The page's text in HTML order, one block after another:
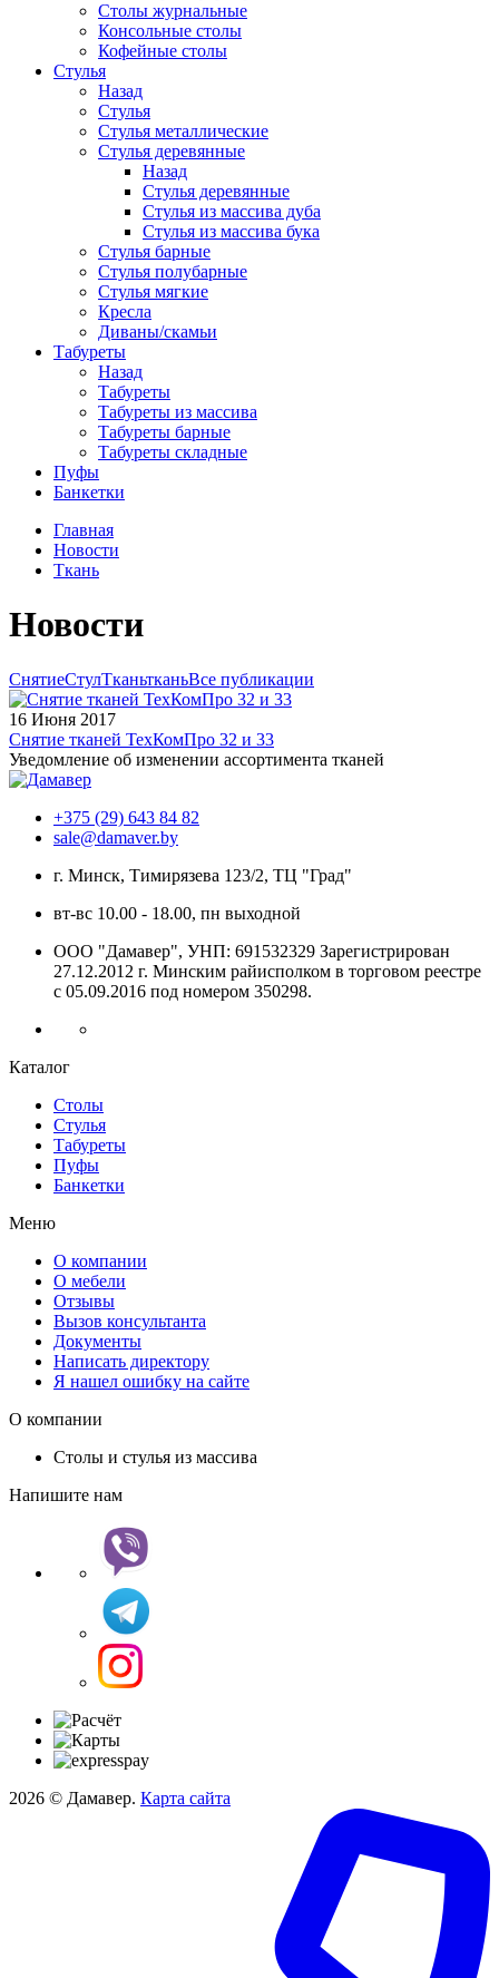
Столы журнальные
Консольные столы
Кофейные столы
Стулья
Назад
Стулья
Стулья металлические
Стулья деревянные
Назад
Стулья деревянные
Стулья из массива дуба
Стулья из массива бука
Стулья барные
Стулья полубарные
Стулья мягкие
Кресла
Диваны/скамьи
Табуреты
Назад
Табуреты
Табуреты из массива
Табуреты барные
Табуреты складные
Пуфы
Банкетки
Главная
Новости
Ткань
Новости
СнятиеСтулТканьтканьВсе публикации
16 Июня 2017
Снятие тканей ТехКомПро 32 и 33
Уведомление об изменении ассортимента тканей
+375 (29) 643 84 82
sale@damaver.by
г. Минск, Тимирязева 123/2, ТЦ "Град"
вт-вс 10.00 - 18.00, пн выходной
ООО "Дамавер", УНП: 691532329 Зарегистрирован
27.12.2012 г. Минским райисполком в торговом реестре
с 05.09.2016 под номером 350298.
Каталог
Столы
Стулья
Табуреты
Пуфы
Банкетки
Меню
О компании
О мебели
Отзывы
Вызов консультанта
Документы
Написать директору
Я нашел ошибку на сайте
О компании
Столы и стулья из массива
Напишите нам
2026 © Дамавер. Карта сайта